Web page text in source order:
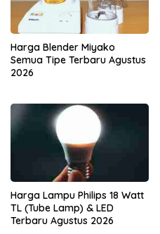
Harga Blender Miyako
Semua Tipe Terbaru Agustus
2026
Harga Lampu Philips 18 Watt
TL (Tube Lamp) & LED
Terbaru Agustus 2026